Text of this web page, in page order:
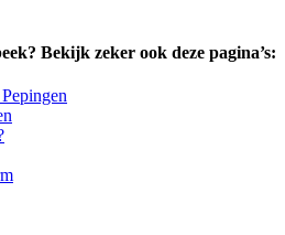
Bekijk zeker ook deze pagina’s: